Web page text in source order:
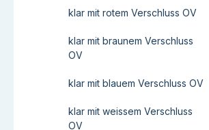
klar mit rotem Verschluss OV
klar mit braunem Verschluss
OV
klar mit blauem Verschluss OV
klar mit weissem Verschluss
OV